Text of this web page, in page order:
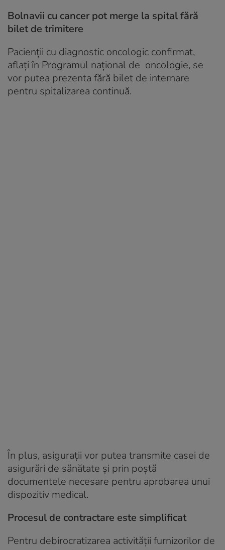
Bolnavii cu cancer pot merge la spital fără
bilet de trimitere
Pacienții cu diagnostic oncologic confirmat,
aflați în Programul național de oncologie, se
vor putea prezenta fără bilet de internare
pentru spitalizarea continuă.
În plus, asiguraţii vor putea transmite casei de
asigurări de sănătate și prin poștă
documentele necesare pentru aprobarea unui
dispozitiv medical.
Procesul de contractare este simplificat
Pentru debirocratizarea activităţii furnizorilor de